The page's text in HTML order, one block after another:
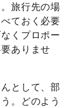
旅行先の場
ておく必要
くプロポー
ありませ
として、部
。どのよう